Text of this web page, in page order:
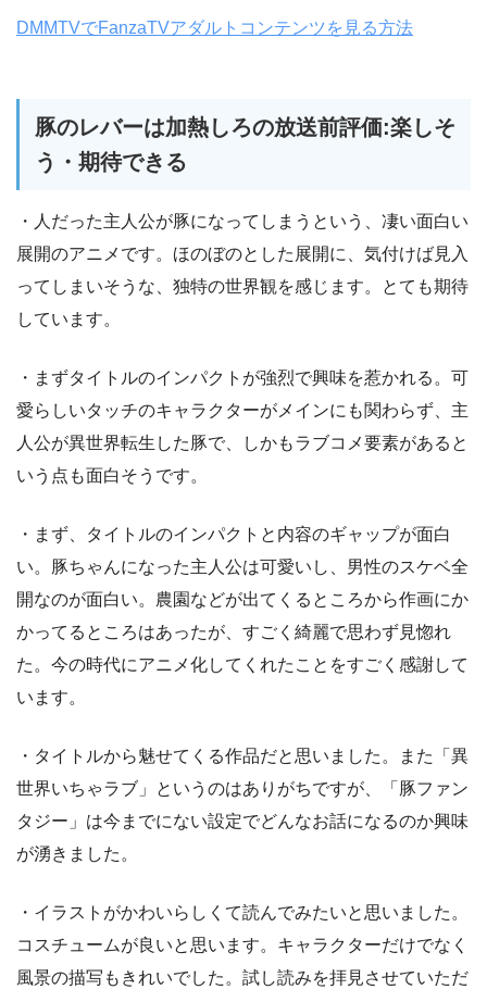
DMMTVでFanzaTVアダルトコンテンツを見る方法
豚のレバーは加熱しろの放送前評価:楽しそ
う・期待できる
・人だった主人公が豚になってしまうという、凄い面白い
展開のアニメです。ほのぼのとした展開に、気付けば見入
ってしまいそうな、独特の世界観を感じます。とても期待
しています。
・まずタイトルのインパクトが強烈で興味を惹かれる。可
愛らしいタッチのキャラクターがメインにも関わらず、主
人公が異世界転生した豚で、しかもラブコメ要素があると
いう点も面白そうです。
・まず、タイトルのインパクトと内容のギャップが面白
い。豚ちゃんになった主人公は可愛いし、男性のスケベ全
開なのが面白い。農園などが出てくるところから作画にか
かってるところはあったが、すごく綺麗で思わず見惚れ
た。今の時代にアニメ化してくれたことをすごく感謝して
います。
・タイトルから魅せてくる作品だと思いました。また「異
世界いちゃラブ」というのはありがちですが、「豚ファン
タジー」は今までにない設定でどんなお話になるのか興味
が湧きました。
・イラストがかわいらしくて読んでみたいと思いました。
コスチュームが良いと思います。キャラクターだけでなく
風景の描写もきれいでした。試し読みを拝見させていただ